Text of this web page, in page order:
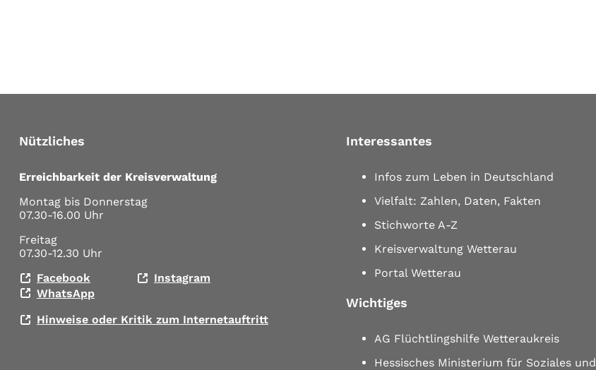
Nützliches
Erreichbarkeit der Kreisverwaltung
Montag bis Donnerstag
07.30-16.00 Uhr
Freitag
07.30-12.30 Uhr
Facebook
Instagram
WhatsApp
Hinweise oder Kritik zum Internetauftritt
Interessantes
Infos zum Leben in Deutschland
Vielfalt: Zahlen, Daten, Fakten
Stichworte A-Z
Kreisverwaltung Wetterau
Portal Wetterau
Wichtiges
AG Flüchtlingshilfe Wetteraukreis
Hessisches Ministerium für Soziales und